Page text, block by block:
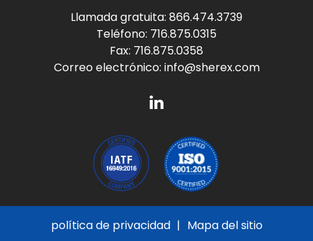
Llamada gratuita: 866.474.3739
Teléfono: 716.875.0315
Fax: 716.875.0358
Correo electrónico: info@sherex.com
política de privacidad Mapa del sitio